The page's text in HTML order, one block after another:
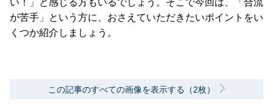
い！」と感じる方もいるでしょう。そこで今回は、「合流
が苦手」という方に、おさえていただきたいポイントをい
くつか紹介しましょう。
この記事のすべての画像を表示する（2枚）